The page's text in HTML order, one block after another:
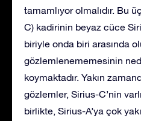
tamamlıyor olmalıdır. Bu
C) kadirinin beyaz cüce
biriyle onda biri arasında
gözlemlenememesinin
koymaktadır. Yakın
gözlemler, Sirius-C’nin
birlikte, Sirius-A’ya çok